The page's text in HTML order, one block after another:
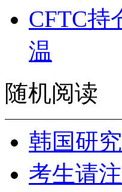
CFTC持
温
随机阅读
韩国研
考生请